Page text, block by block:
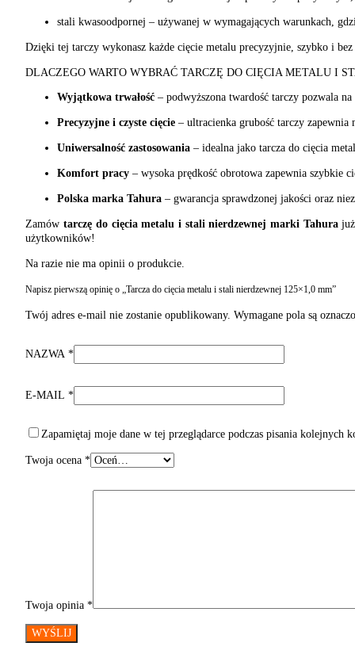
stali kwasoodpornej – używanej w wymagających warunkach,
Dzięki tej tarczy wykonasz każde cięcie metalu precyzyjnie, szybko i
DLACZEGO WARTO WYBRAĆ TARCZĘ DO CIĘCIA METALU I
Wyjątkowa trwałość – podwyższona twardość tarczy pozwala
Precyzyjne i czyste cięcie – ultracienka grubość tarczy
Uniwersalność zastosowania – idealna jako tarcza do cięcia
Komfort pracy – wysoka prędkość obrotowa zapewnia szybkie
Polska marka Tahura – gwarancja sprawdzonej jakości oraz
Zamówtarczę do cięcia metalu i stali nierdzewnej marki Tahurajuż
użytkowników!
Na razie nie ma opinii o produkcie.
Napisz pierwszą opinię o „Tarcza do cięcia metalu i stali nierdzewnej 125×1,0 mm”
Twój adres e-mail nie zostanie opublikowany. Wymagane pola są
NAZWA*
E-MAIL*
Zapamiętaj moje dane w tej przeglądarce podczas pisania kolejnych
Twoja ocena*
Twoja opinia*